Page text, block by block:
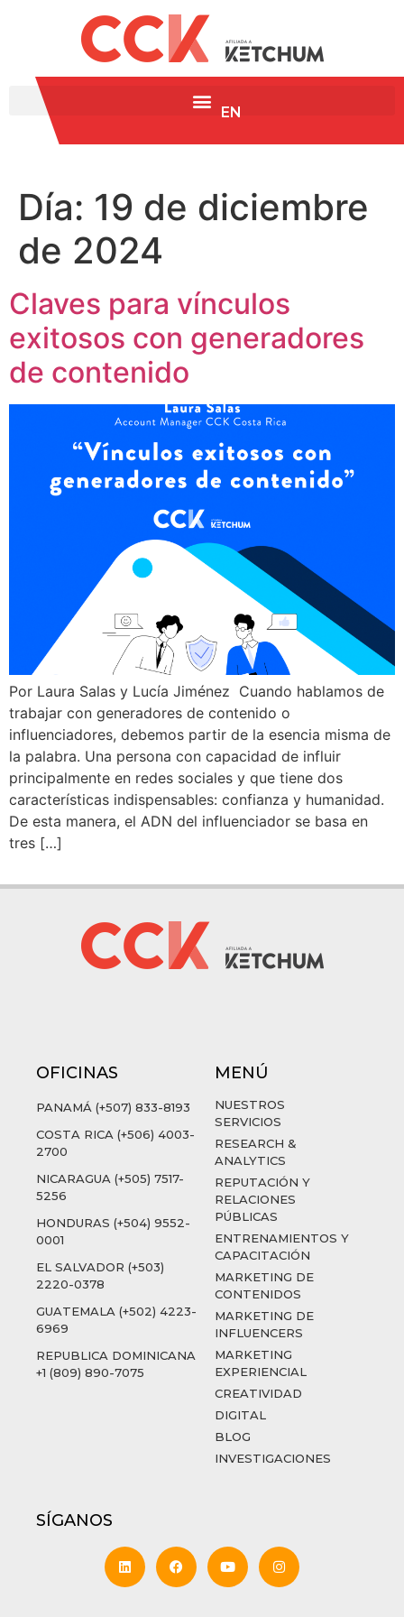
EN
Día: 19 de diciembre
de 2024
Claves para vínculos
exitosos con generadores
de contenido
Por Laura Salas y Lucía Jiménez Cuando hablamos de
trabajar con generadores de contenido o
influenciadores, debemos partir de la esencia misma de
la palabra. Una persona con capacidad de influir
principalmente en redes sociales y que tiene dos
características indispensables: confianza y humanidad.
De esta manera, el ADN del influenciador se basa en
tres […]
OFICINAS
PANAMÁ (+507) 833-8193
COSTA RICA (+506) 4003-
2700
NICARAGUA (+505) 7517-
5256
HONDURAS (+504) 9552-
0001
EL SALVADOR (+503)
2220-0378
GUATEMALA (+502) 4223-
6969
REPUBLICA DOMINICANA
+1 (809) 890-7075
MENÚ
NUESTROS
SERVICIOS
RESEARCH &
ANALYTICS
REPUTACIÓN Y
RELACIONES
PÚBLICAS
ENTRENAMIENTOS Y
CAPACITACIÓN
MARKETING DE
CONTENIDOS
MARKETING DE
INFLUENCERS
MARKETING
EXPERIENCIAL
CREATIVIDAD
DIGITAL
BLOG
INVESTIGACIONES
SÍGANOS